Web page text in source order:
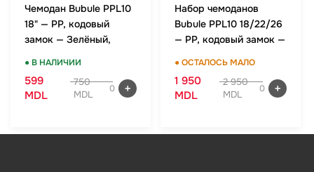
Чемодан Bubule PPL10
18" — PP, кодовый
замок — Зелёный,
● В НАЛИЧИИ
599
MDL
750
MDL
0
Набор чемоданов
Bubule PPL10 18/22/26
— PP, кодовый замок —
● ОСТАЛОСЬ МАЛО
1 950
MDL
2 950
MDL
0